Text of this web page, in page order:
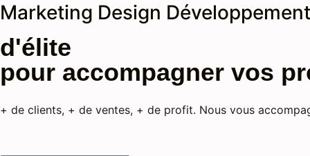
Marketing Design
d'élite
pour accompagner vos
+ de clients, + de ventes, + de profit. Nous vous